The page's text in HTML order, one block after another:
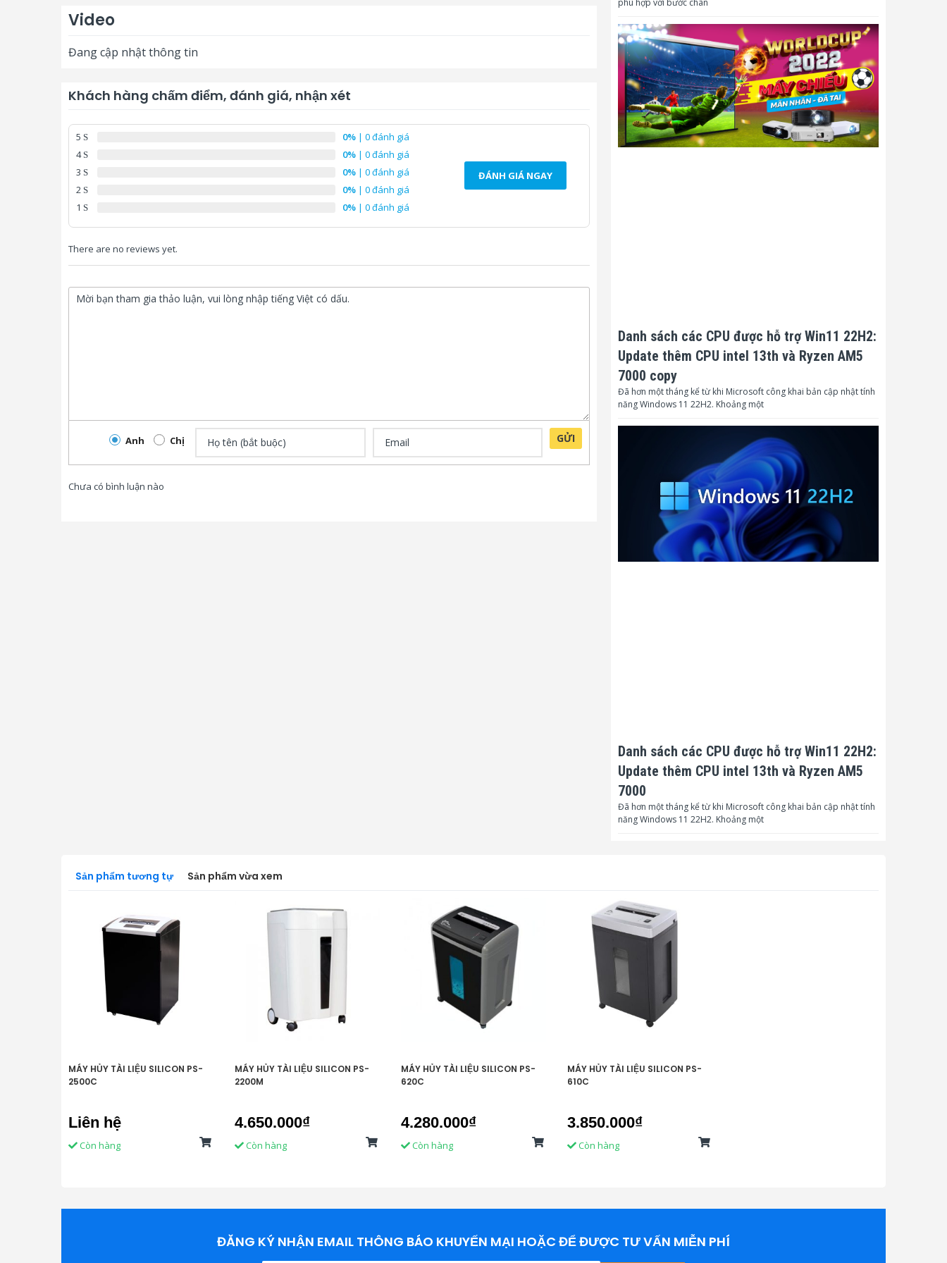
Video
Đang cập nhật thông tin
Khách hàng chấm điểm, đánh giá, nhận xét
5 0% | 0 đánh giá
4
0% | 0 đánh giá
3
0% | 0 đánh giá
2
0% | 0 đánh giá
1
0% | 0 đánh giá
ĐÁNH GIÁ NGAY
There are no reviews yet.
Anh Chị GỬI
Chưa có bình luận nào
Danh sách các CPU được hỗ trợ Win11 22H2:
Update thêm CPU intel 13th và Ryzen AM5
7000 copy
Đã hơn một tháng kể từ khi Microsoft công khai bản cập nhật tính
năng Windows 11 22H2. Khoảng một
Danh sách các CPU được hỗ trợ Win11 22H2:
Update thêm CPU intel 13th và Ryzen AM5
7000
Đã hơn một tháng kể từ khi Microsoft công khai bản cập nhật tính
năng Windows 11 22H2. Khoảng một
Sản phẩm tương tự Sản phẩm vừa xem
MÁY HỦY TÀI LIỆU SILICON PS-
2500C
Liên hệ
Còn hàng
MÁY HỦY TÀI LIỆU SILICON PS-
2200M
4.650.000₫
Còn hàng
MÁY HỦY TÀI LIỆU SILICON PS-
620C
4.280.000₫
Còn hàng
MÁY HỦY TÀI LIỆU SILICON PS-
610C
3.850.000₫
Còn hàng
ĐĂNG KÝ NHẬN EMAIL THÔNG BÁO KHUYẾN MẠI HOẶC ĐỂ ĐƯỢC TƯ VẤN MIỄN PHÍ